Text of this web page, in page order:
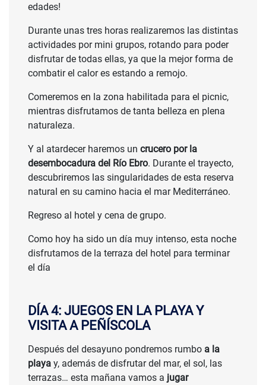
edades!
Durante unas tres horas realizaremos las distintas
actividades por mini grupos, rotando para poder
disfrutar de todas ellas, ya que la mejor forma de
combatir el calor es estando a remojo.
Comeremos en la zona habilitada para el picnic,
mientras disfrutamos de tanta belleza en plena
naturaleza.
Y al atardecer haremos un crucero por la
desembocadura del Río Ebro. Durante el trayecto,
descubriremos las singularidades de esta reserva
natural en su camino hacia el mar Mediterráneo.
Regreso al hotel y cena de grupo.
Como hoy ha sido un día muy intenso, esta noche
disfrutamos de la terraza del hotel para terminar
el día
DÍA 4: JUEGOS EN LA PLAYA Y
VISITA A PEÑÍSCOLA
Después del desayuno pondremos rumbo a la
playa y, además de disfrutar del mar, el sol, las
terrazas… esta mañana vamos a jugar